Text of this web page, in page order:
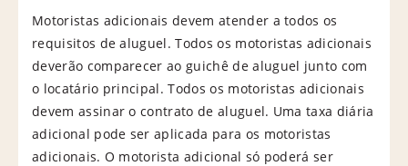
Motoristas adicionais devem atender a todos os
requisitos de aluguel. Todos os motoristas adicionais
deverão comparecer ao guichê de aluguel junto com
o locatário principal. Todos os motoristas adicionais
devem assinar o contrato de aluguel. Uma taxa diária
adicional pode ser aplicada para os motoristas
adicionais. O motorista adicional só poderá ser